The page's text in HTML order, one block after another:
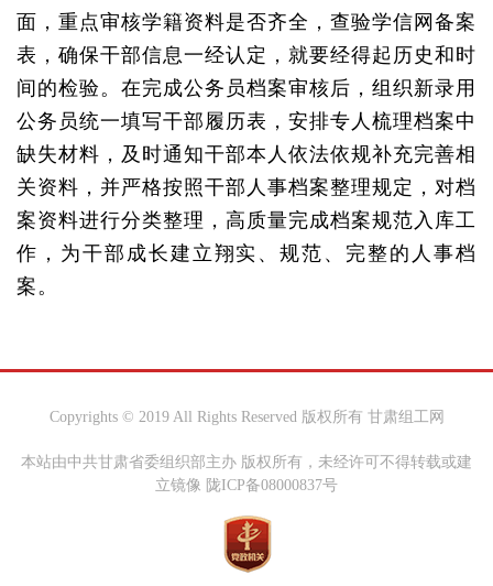
面，重点审核学籍资料是否齐全，查验学信网备案
表，确保干部信息一经认定，就要经得起历史和时
间的检验。在完成公务员档案审核后，组织新录用
公务员统一填写干部履历表，安排专人梳理档案中
缺失材料，及时通知干部本人依法依规补充完善相
关资料，并严格按照干部人事档案整理规定，对档
案资料进行分类整理，高质量完成档案规范入库工
作，为干部成长建立翔实、规范、完整的人事档
案。
Copyrights © 2019 All Rights Reserved 版权所有 甘肃组工网
本站由中共甘肃省委组织部主办 版权所有，未经许可不得转载或建
立镜像 陇ICP备08000837号